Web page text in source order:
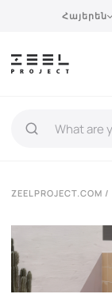
Հայերեն
ZEELPROJECT.COM /